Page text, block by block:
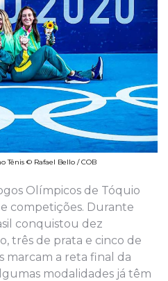
Tênis © Rafael Bello / COB
Olímpicos de Tóquio
competições. Durante
conquistou dez
três de prata e cinco de
marcam a reta final da
modalidades já têm